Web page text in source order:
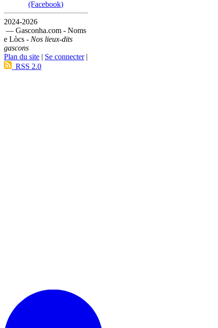
(Facebook)
2024-2026
— Gasconha.com - Noms
e Lòcs - Nos lieux-dits
gascons
Plan du site | Se connecter|
RSS 2.0